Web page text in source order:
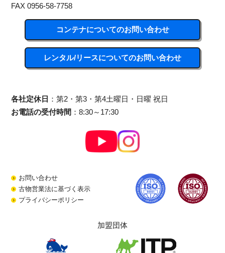
FAX 0956-58-7758
コンテナについてのお問い合わせ
レンタル/リースについてのお問い合わせ
各社定休日 ：第2・第3・第4土曜日・日曜 祝日
お電話の受付時間 ：8:30～17:30
お問い合わせ
古物営業法に基づく表示
プライバシーポリシー
加盟団体